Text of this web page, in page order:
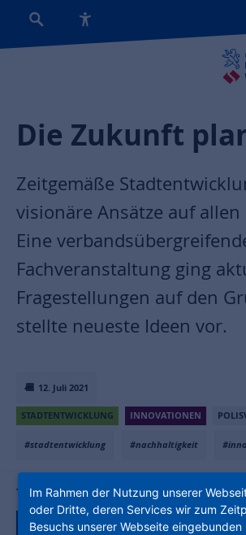
12. Juli 2021
STADTENTWICKLUNG INNOVATIONEN
#stadtentwicklung #nachhaltigkeit
Teile den Artikel auf:
Die Zukunft
Zeitgemäße
visionäre Ansätze auf allen
Eine
Fachveranstaltung ging
Fragestellungen auf den
stellte neueste Ideen vor.
Im Rahmen der Nutzung unserer
oder Dritte, deren Services wir zum
Besuchs unserer Webseite eingebunden